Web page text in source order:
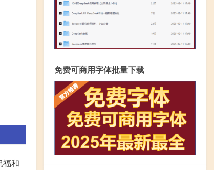
福和
免费可商用字体批量下载